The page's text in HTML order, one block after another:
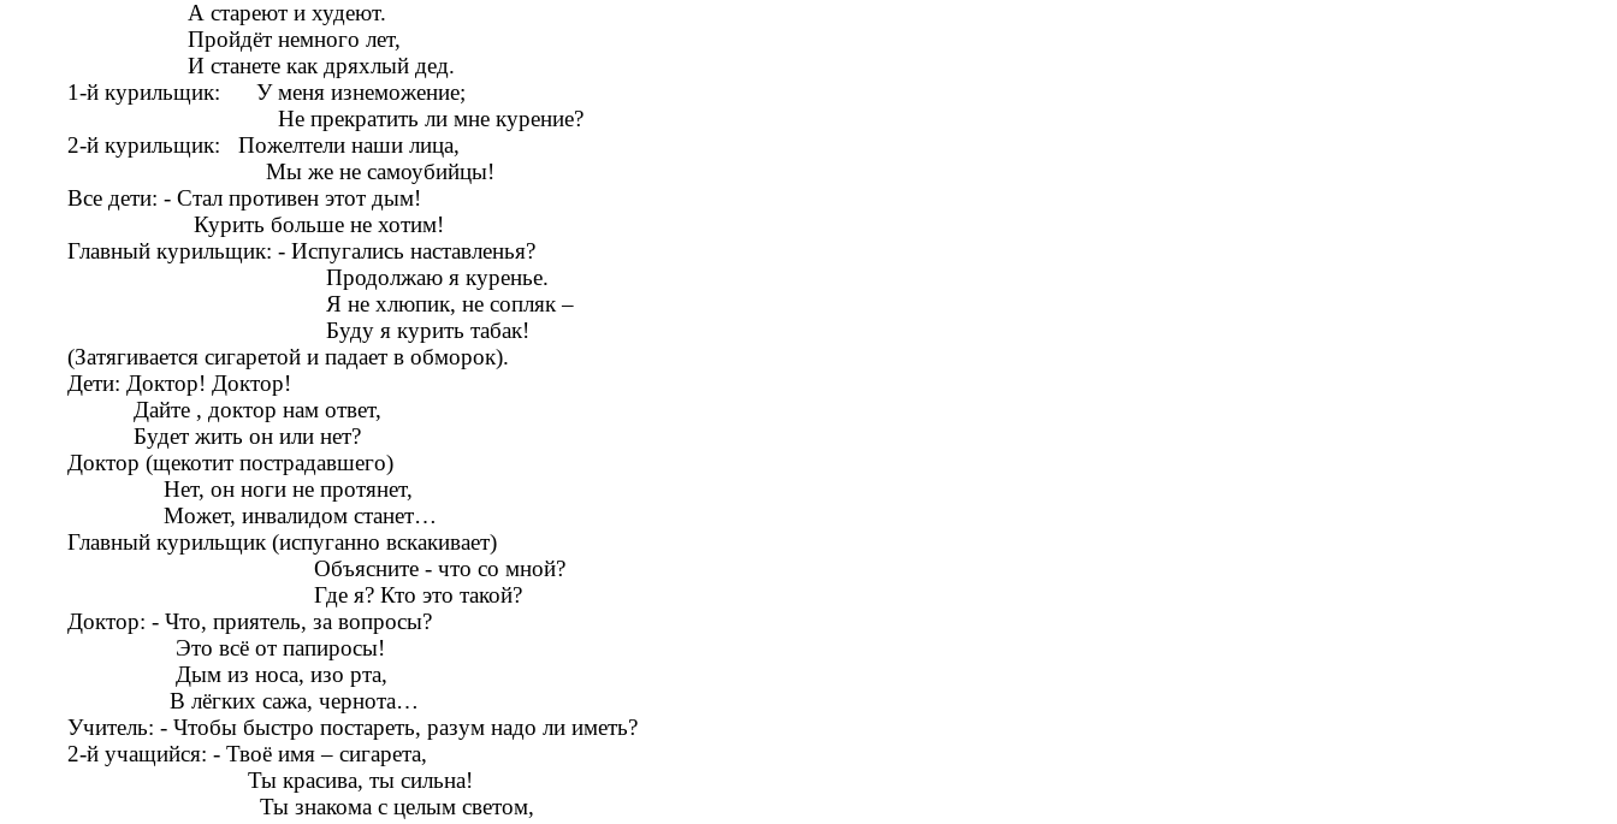
А стареют и худеют.
Пройдёт немного лет,
И станете как дряхлый дед.
1-й курильщик: У меня изнеможение;
Не прекратить ли мне курение?
2-й курильщик: Пожелтели наши лица,
Мы же не самоубийцы!
Все дети: - Стал противен этот дым!
Курить больше не хотим!
Главный курильщик: - Испугались наставленья?
Продолжаю я куренье.
Я не хлюпик, не сопляк –
Буду я курить табак!
(Затягивается сигаретой и падает в обморок).
Дети: Доктор! Доктор!
Дайте , доктор нам ответ,
Будет жить он или нет?
Доктор (щекотит пострадавшего)
Нет, он ноги не протянет,
Может, инвалидом станет…
Главный курильщик (испуганно вскакивает)
Объясните - что со мной?
Где я? Кто это такой?
Доктор: - Что, приятель, за вопросы?
Это всё от папиросы!
Дым из носа, изо рта,
В лёгких сажа, чернота…
Учитель: - Чтобы быстро постареть, разум надо ли иметь?
2-й учащийся: - Твоё имя – сигарета,
Ты красива, ты сильна!
Ты знакома с целым светом,